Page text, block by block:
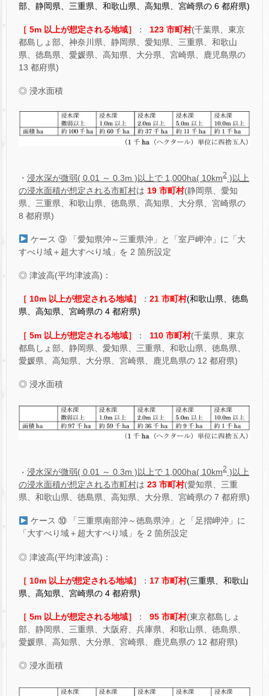
部、静岡県、三重県、和歌山県、高知県、宮崎県の 6 都府県)
［ 5m 以上が想定される地域］ ： 123 市町村(千葉県、東京
都島しょ部、神奈川県、静岡県、愛知県、三重県、和歌山
県、徳島県、愛媛県、高知県、大分県、宮崎県、鹿児島県の
13 都府県)
◎ 浸水面積
・ 浸水深が微弱( 0.01 ～ 0.3m )以上で 1,000ha( 10km2 )以上
の浸水面積が想定される市町村は 19 市町村(静岡県、愛知
県、三重県、和歌山県、徳島県、高知県、大分県、宮崎県の
8 都府県)
ケース ⑨ 「愛知県沖～三重県沖」と「室戸岬沖」に「大
すべり域＋超大すべり域」を 2 箇所設定
◎ 津波高(平均津波高)：
［ 10m 以上が想定される地域］ ： 21 市町村(和歌山県、徳島
県、高知県、宮崎県の 4 都府県)
［ 5m 以上が想定される地域］ ： 110 市町村(千葉県、東京
都島しょ部、静岡県、愛知県、三重県、和歌山県、徳島県、
愛媛県、高知県、大分県、宮崎県、鹿児島県の 12 都府県)
◎ 浸水面積
・ 浸水深が微弱( 0.01 ～ 0.3m )以上で 1,000ha( 10km2 )以上
の浸水面積が想定される市町村は 23 市町村(愛知県、三重
県、和歌山県、徳島県、高知県、大分県、宮崎県の 7 都府県)
ケース ⑩ 「三重県南部沖～徳島県沖」と「足摺岬沖」に
「大すべり域＋超大すべり域」を 2 箇所設定
◎ 津波高(平均津波高)：
［ 10m 以上が想定される地域］ ： 17 市町村(三重県、和歌山
県、高知県、宮崎県の 4 都府県)
［ 5m 以上が想定される地域］ ： 95 市町村(東京都島しょ
部、静岡県、三重県、大阪府、兵庫県、和歌山県、徳島県、
愛媛県、高知県、大分県、宮崎県、鹿児島県の 12 都府県)
◎ 浸水面積